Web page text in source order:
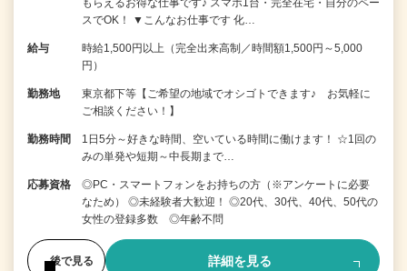
もらえるお得な仕事です♪ スマホ1台・完全在宅・自分のペー
スでOK！ ▼こんなお仕事です 化…
給与
時給1,500円以上（完全出来高制／時間額1,500円～5,000
円）
勤務地
東京都下等【ご希望の地域でオシゴトできます♪ お気軽に
ご相談ください！】
勤務時間
1日5分～好きな時間、空いている時間に働けます！ ☆1回の
みの単発や短期～中長期まで…
応募資格
◎PC・スマートフォンをお持ちの方（※アンケートに必要
なため） ◎未経験者大歓迎！ ◎20代、30代、40代、50代の
女性の登録多数 ◎年齢不問
後で見る 詳細を見る